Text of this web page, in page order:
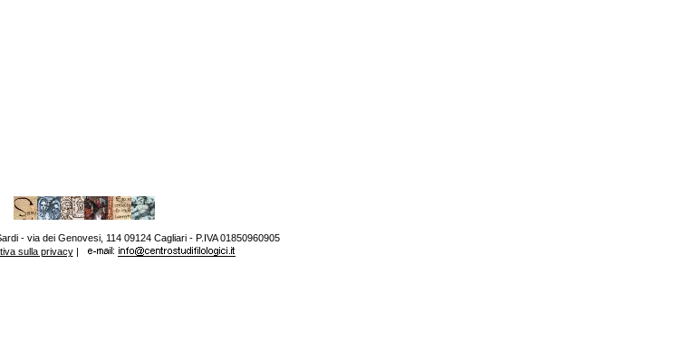
- via dei Genovesi, 114 09124 Cagliari - P.IVA 01850960905
sulla privacy|